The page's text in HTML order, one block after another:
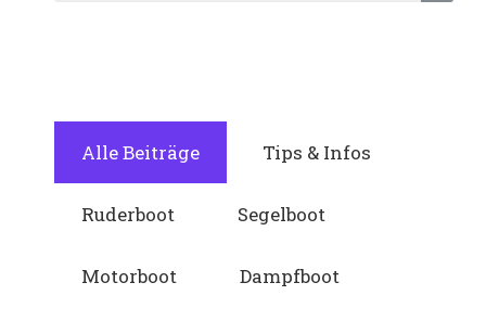
Alle Beiträge Tips & Infos
Ruderboot Segelboot
Motorboot Dampfboot